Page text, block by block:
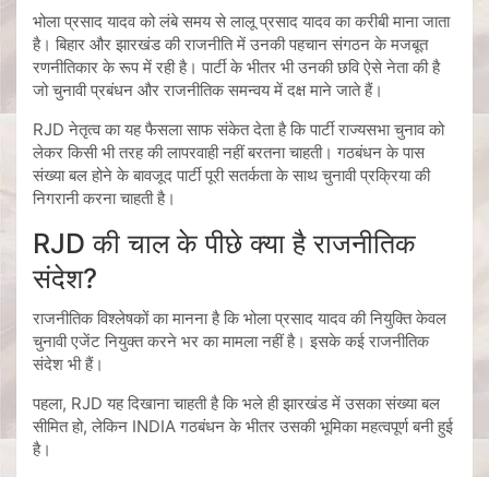
भोला प्रसाद यादव को लंबे समय से लालू प्रसाद यादव का करीबी माना जाता
है। बिहार और झारखंड की राजनीति में उनकी पहचान संगठन के मजबूत
रणनीतिकार के रूप में रही है। पार्टी के भीतर भी उनकी छवि ऐसे नेता की है
जो चुनावी प्रबंधन और राजनीतिक समन्वय में दक्ष माने जाते हैं।
RJD नेतृत्व का यह फैसला साफ संकेत देता है कि पार्टी राज्यसभा चुनाव को
लेकर किसी भी तरह की लापरवाही नहीं बरतना चाहती। गठबंधन के पास
संख्या बल होने के बावजूद पार्टी पूरी सतर्कता के साथ चुनावी प्रक्रिया की
निगरानी करना चाहती है।
RJD की चाल के पीछे क्या है राजनीतिक
संदेश?
राजनीतिक विश्लेषकों का मानना है कि भोला प्रसाद यादव की नियुक्ति केवल
चुनावी एजेंट नियुक्त करने भर का मामला नहीं है। इसके कई राजनीतिक
संदेश भी हैं।
पहला, RJD यह दिखाना चाहती है कि भले ही झारखंड में उसका संख्या बल
सीमित हो, लेकिन INDIA गठबंधन के भीतर उसकी भूमिका महत्वपूर्ण बनी हुई
है।